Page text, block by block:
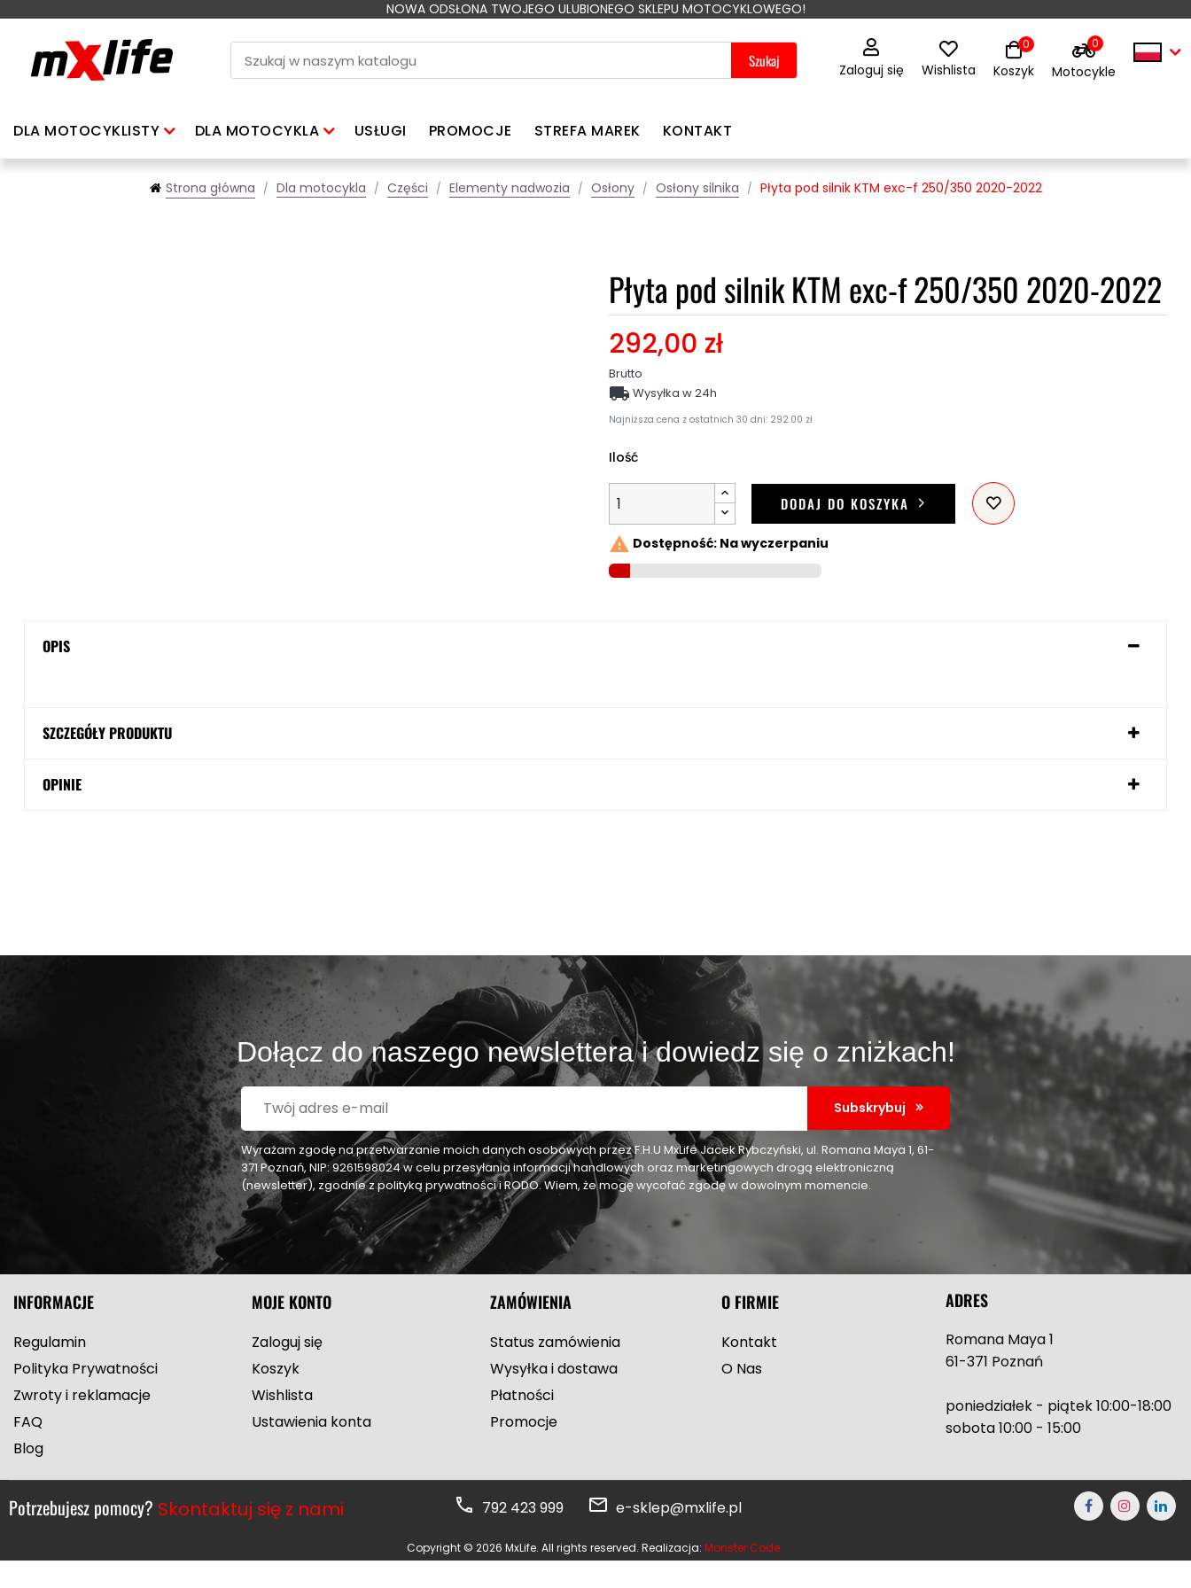
NOWA ODSŁONA TWOJEGO ULUBIONEGO SKLEPU MOTOCYKLOWEGO!
Szukaj Zaloguj się Wishlista Koszyk
0 0
Motocykle
DLA MOTOCYKLISTY DLA MOTOCYKLA USŁUGI PROMOCJE STREFA MAREK KONTAKT
Strona główna Dla motocykla Części Elementy nadwozia Osłony Osłony silnika Płyta pod silnik KTM exc-f 250/350 2020-2022
Płyta pod silnik KTM exc-f 250/350 2020-2022
292,00 zł
Brutto
Najniższa cena z ostatnich 30 dni: 292.00 zł
 Wysyłka w 24h
Ilość
DODAJ DO KOSZYKA
 Dostępność: Na wyczerpaniu
OPIS
SZCZEGÓŁY PRODUKTU
OPINIE
Dołącz do naszego newslettera i dowiedz się o zniżkach!
Subskrybuj
Wyrażam zgodę na przetwarzanie moich danych osobowych przez F.H.U MxLife Jacek Rybczyński, ul. Romana Maya 1, 61-
371 Poznań, NIP: 9261598024 w celu przesyłania informacji handlowych oraz marketingowych drogą elektroniczną
(newsletter), zgodnie z polityką prywatności i RODO. Wiem, że mogę wycofać zgodę w dowolnym momencie.
INFORMACJE
Regulamin
Polityka Prywatności
Zwroty i reklamacje
FAQ
Blog
MOJE KONTO
Zaloguj się
Koszyk
Wishlista
Ustawienia konta
ZAMÓWIENIA
Status zamówienia
Wysyłka i dostawa
Płatności
Promocje
O FIRMIE
Kontakt
O Nas
ADRES
Romana Maya 1
61-371 Poznań
poniedziałek - piątek 10:00-18:00
sobota 10:00 - 15:00
Potrzebujesz pomocy? Skontaktuj się z nami 792 423 999 e-sklep@mxlife.pl
Copyright © 2026 MxLife. All rights reserved. Realizacja: Monster Code